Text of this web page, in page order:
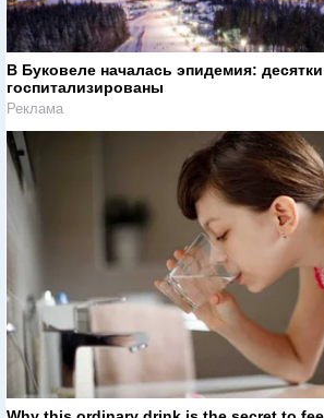
В Буковеле началась эпидемия:
госпитализированы
Реклама